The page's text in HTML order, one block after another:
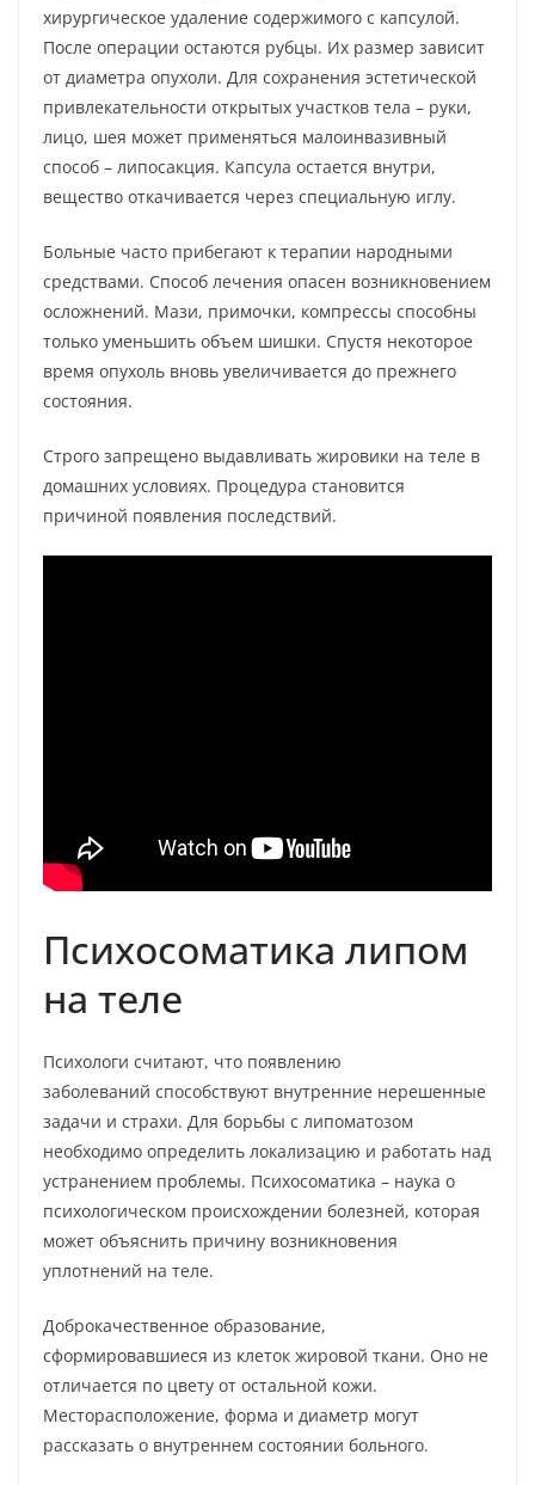
хирургическое удаление содержимого с капсулой.
После операции остаются рубцы. Их размер зависит
от диаметра опухоли. Для сохранения эстетической
привлекательности открытых участков тела – руки,
лицо, шея может применяться малоинвазивный
способ – липосакция. Капсула остается внутри,
вещество откачивается через специальную иглу.
Больные часто прибегают к терапии народными
средствами. Способ лечения опасен возникновением
осложнений. Мази, примочки, компрессы способны
только уменьшить объем шишки. Спустя некоторое
время опухоль вновь увеличивается до прежнего
состояния.
Строго запрещено выдавливать жировики на теле в
домашних условиях. Процедура становится
причиной появления последствий.
Психосоматика липом
на теле
Психологи считают, что появлению
заболеваний способствуют внутренние нерешенные
задачи и страхи. Для борьбы с липоматозом
необходимо определить локализацию и работать над
устранением проблемы. Психосоматика – наука о
психологическом происхождении болезней, которая
может объяснить причину возникновения
уплотнений на теле.
Доброкачественное образование,
сформировавшиеся из клеток жировой ткани. Оно не
отличается по цвету от остальной кожи.
Месторасположение, форма и диаметр могут
рассказать о внутреннем состоянии больного.